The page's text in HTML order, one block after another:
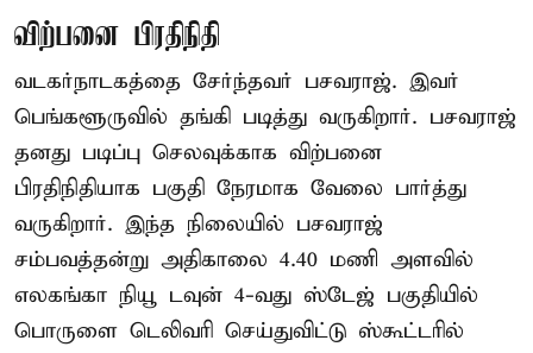
விற்பனை பிரதிநிதி
வடகர்நாடகத்தை சேர்ந்தவர் பசவராஜ். இவர்
பெங்களூருவில் தங்கி படித்து வருகிறார். பசவராஜ்
தனது படிப்பு செலவுக்காக விற்பனை
பிரதிநிதியாக பகுதி நேரமாக வேலை பார்த்து
வருகிறார். இந்த நிலையில் பசவராஜ்
சம்பவத்தன்று அதிகாலை 4.40 மணி அளவில்
எலகங்கா நியூ டவுன் 4-வது ஸ்டேஜ் பகுதியில்
பொருளை டெலிவரி செய்துவிட்டு ஸ்கூட்டரில்